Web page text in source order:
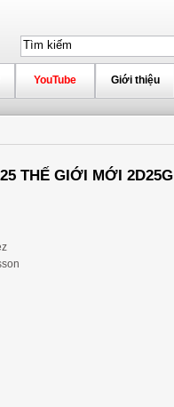
YouTube Giới thiệu
THẾ GIỚI MỚI 2D25G